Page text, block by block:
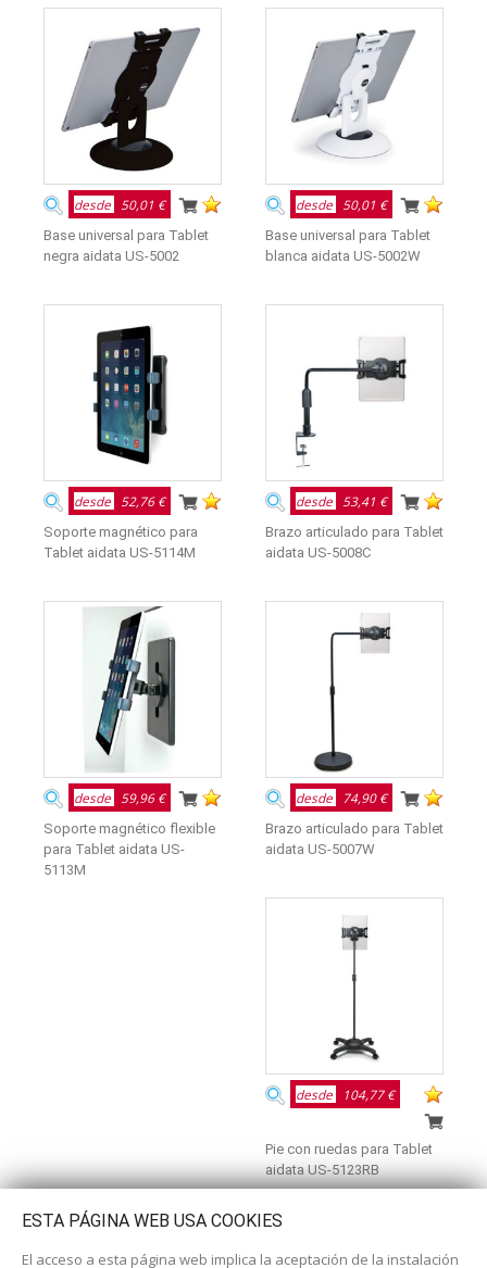
desde 50,01 €
Base universal para Tablet
negra aidata US-5002
desde 50,01 €
Base universal para Tablet
blanca aidata US-5002W
desde 52,76 €
Soporte magnético para
Tablet aidata US-5114M
desde 53,41 €
Brazo articulado para Tablet
aidata US-5008C
desde 59,96 €
Soporte magnético flexible
para Tablet aidata US-
5113M
desde 74,90 €
Brazo articulado para Tablet
aidata US-5007W
desde 104,77 €
Pie con ruedas para Tablet
aidata US-5123RB
ESTA PÁGINA WEB USA COOKIES
El acceso a esta página web implica la aceptación de la instalación